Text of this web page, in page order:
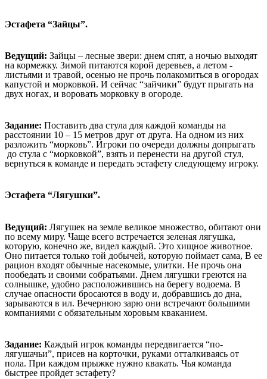
Эстафета “Зайцы”.
Ведущий: Зайцы – лесные звери: днем спят, а ночью выходят
на кормежку. Зимой питаются корой деревьев, а летом -
листьями и травой, осенью не прочь полакомиться в огородах
капустой и морковкой. И сейчас “зайчики” будут прыгать на
двух ногах, и воровать морковку в огороде.
Задание: Поставить два стула для каждой команды на
расстоянии 10 – 15 метров друг от друга. На одном из них
разложить “морковь”. Игроки по очереди должны допрыгать
до стула с “морковкой”, взять и перенести на другой стул,
вернуться к команде и передать эстафету следующему игроку.
Эстафета “Лягушки”.
Ведущий: Лягушек на земле великое множество, обитают они
по всему миру. Чаще всего встречается зеленая лягушка,
которую, конечно же, видел каждый. Это хищное животное.
Оно питается только той добычей, которую поймает сама, В ее
рацион входят обычные насекомые, улитки. Не прочь она
пообедать и своими собратьями. Днем лягушки греются на
солнышке, удобно расположившись на берегу водоема. В
случае опасности бросаются в воду и, добравшись до дна,
зарываются в ил. Вечернюю зарю они встречают большими
компаниями с обязательным хоровым кваканием.
Задание: Каждый игрок команды передвигается “по-
лягушачьи”, присев на корточки, руками отталкиваясь от
пола. При каждом прыжке нужно квакать. Чья команда
быстрее пройдет эстафету?